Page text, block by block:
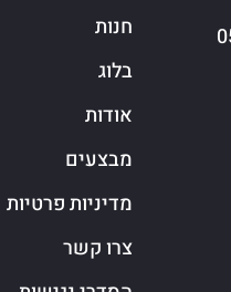
חנות
בלוג
אודות
מבצעים
מדיניות פרטיות
צרו קשר